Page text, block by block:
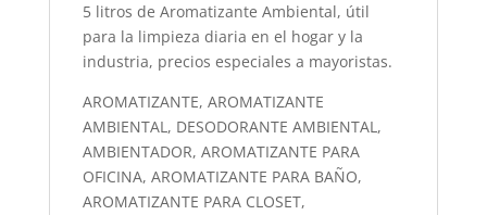
5 litros de Aromatizante Ambiental, útil
para la limpieza diaria en el hogar y la
industria, precios especiales a mayoristas.
AROMATIZANTE, AROMATIZANTE
AMBIENTAL, DESODORANTE AMBIENTAL,
AMBIENTADOR, AROMATIZANTE PARA
OFICINA, AROMATIZANTE PARA BAÑO,
AROMATIZANTE PARA CLOSET,